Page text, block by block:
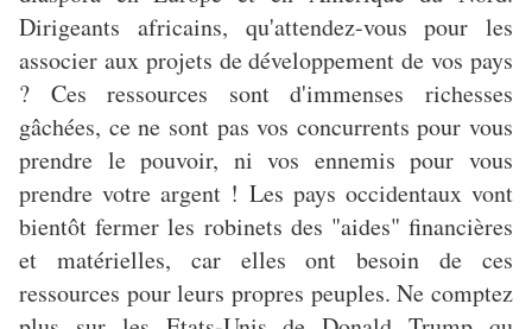
Dirigeants africains, qu'attendez-vous pour les
associer aux projets de développement de vos pays
? Ces ressources sont d'immenses richesses
gâchées, ce ne sont pas vos concurrents pour vous
prendre le pouvoir, ni vos ennemis pour vous
prendre votre argent ! Les pays occidentaux vont
bientôt fermer les robinets des "aides" financières
et matérielles, car elles ont besoin de ces
ressources pour leurs propres peuples. Ne comptez